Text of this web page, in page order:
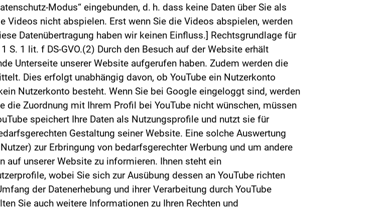
Modus“ eingebunden, d. h. dass keine Daten über Sie als
Videos nicht abspielen. Erst wenn Sie die Videos abspielen, werden
Datenübertragung haben wir keinen Einfluss.] Rechtsgrundlage für
S. 1 lit. f DS-GVO.(2) Durch den Besuch auf der Website erhält
Unterseite unserer Website aufgerufen haben. Zudem werden die
Dies erfolgt unabhängig davon, ob YouTube ein Nutzerkonto
Nutzerkonto besteht. Wenn Sie bei Google eingeloggt sind, werden
die Zuordnung mit Ihrem Profil bei YouTube nicht wünschen, müssen
speichert Ihre Daten als Nutzungsprofile und nutzt sie für
Gestaltung seiner Website. Eine solche Auswertung
zur Erbringung von bedarfsgerechter Werbung und um andere
auf unserer Website zu informieren. Ihnen steht ein
wobei Sie sich zur Ausübung dessen an YouTube richten
der Datenerhebung und ihrer Verarbeitung durch YouTube
Sie auch weitere Informationen zu Ihren Rechten und